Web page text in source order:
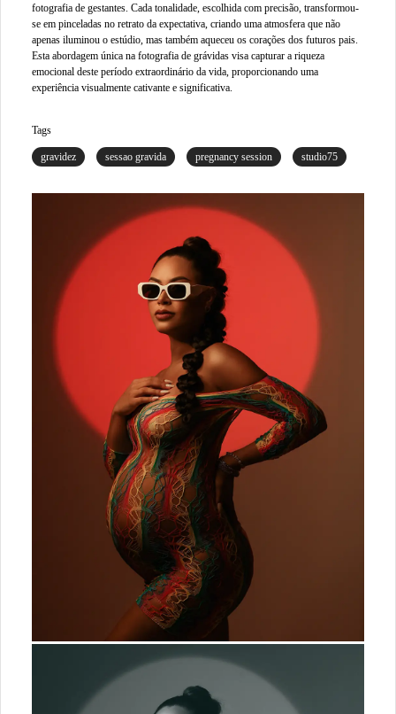
fotografia de gestantes. Cada tonalidade, escolhida com precisão, transformou-
se em pinceladas no retrato da expectativa, criando uma atmosfera que não
apenas iluminou o estúdio, mas também aqueceu os corações dos futuros pais.
Esta abordagem única na fotografia de grávidas visa capturar a riqueza
emocional deste período extraordinário da vida, proporcionando uma
experiência visualmente cativante e significativa.
Tags
gravidez sessao gravida pregnancy session studio75